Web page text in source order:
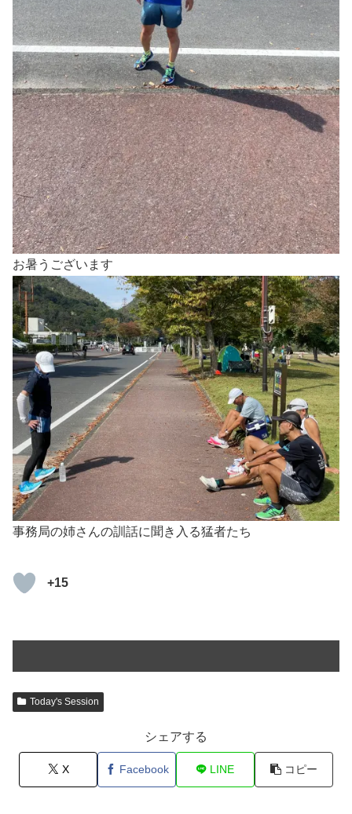
お暑うございます
事務局の姉さんの訓話に聞き入る猛者たち
+15
Today's Session
シェアする
X Facebook LINE コピー